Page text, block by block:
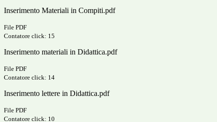
Inserimento Materiali in Compiti.pdf
File PDF
Contatore click: 15
Inserimento materiali in Didattica.pdf
File PDF
Contatore click: 14
Inserimento lettere in Didattica.pdf
File PDF
Contatore click: 10